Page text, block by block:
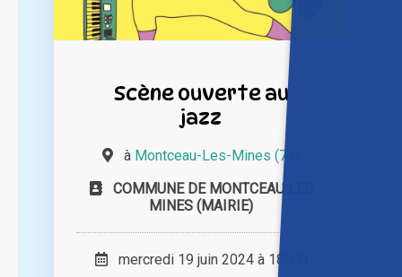
Scène ouverte au
jazz
à Montceau-Les-Mines (71)
COMMUNE DE MONTCEAU LES
MINES (MAIRIE)
mercredi 19 juin 2024 à 18h00